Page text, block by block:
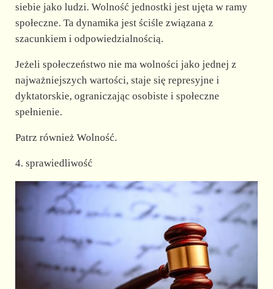
siebie jako ludzi. Wolność jednostki jest ujęta w ramy
społeczne. Ta dynamika jest ściśle związana z
szacunkiem i odpowiedzialnością.
Jeżeli społeczeństwo nie ma wolności jako jednej z
najważniejszych wartości, staje się represyjne i
dyktatorskie, ograniczając osobiste i społeczne
spełnienie.
Patrz również Wolność.
4. sprawiedliwość